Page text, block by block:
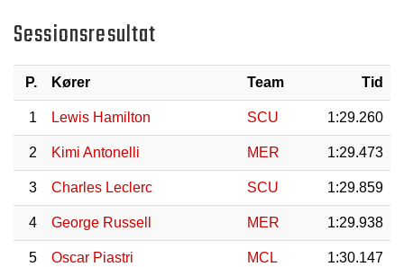
Sessionsresultat
P. Kører Team Tid
1 Lewis Hamilton SCU 1:29.260
2 Kimi Antonelli MER 1:29.473
3 Charles Leclerc SCU 1:29.859
4 George Russell MER 1:29.938
5 Oscar Piastri MCL 1:30.147